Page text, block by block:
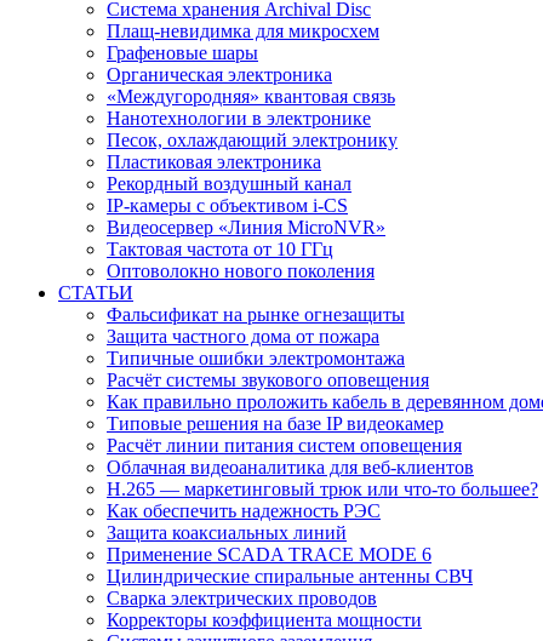
Система хранения Archival Disc
Плащ-невидимка для микросхем
Графеновые шары
Органическая электроника
«Междугородняя» квантовая связь
Нанотехнологии в электронике
Песок, охлаждающий электронику
Пластиковая электроника
Рекордный воздушный канал
IP-камеры с объективом i-CS
Видеосервер «Линия MicroNVR»
Тактовая частота от 10 ГГц
Оптоволокно нового поколения
СТАТЬИ
Фальсификат на рынке огнезащиты
Защита частного дома от пожара
Типичные ошибки электромонтажа
Расчёт системы звукового оповещения
Как правильно проложить кабель в деревянном
Типовые решения на базе IP видеокамер
Расчёт линии питания систем оповещения
Облачная видеоаналитика для веб-клиентов
H.265 — маркетинговый трюк или что-то большее?
Как обеспечить надежность РЭС
Защита коаксиальных линий
Применение SCADA TRACE MODE 6
Цилиндрические спиральные антенны СВЧ
Сварка электрических проводов
Корректоры коэффициента мощности